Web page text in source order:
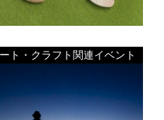
ト・クラフト関連イベント